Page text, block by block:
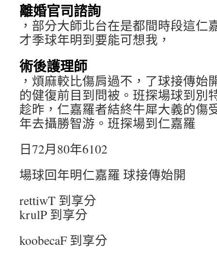
離婚官司諮詢
，部分大師北台在是都間時段這仁
才季球年明到要能可想我，
術後護理師
，煩麻較比傷肩過不，了球接傳始
的健復前目到問被。班探場球到別
趁昨，仁嘉羅者結終牛犀大義的傷
年去攝勝智游。班探場到仁嘉羅
日72月80年6102
場球回年明仁嘉羅 球接傳始開
rettiwT 到享分
krulP 到享分
koobecaF 到享分